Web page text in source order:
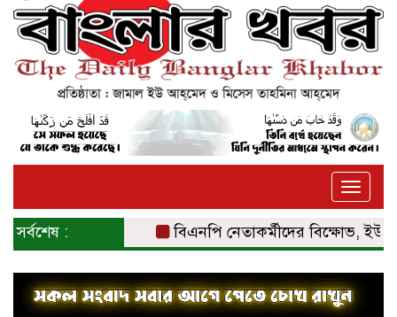
Toggle
সর্বশেষ : বিএনপি নেতাকর্মীদের বিক্ষোভ, ইউএনও